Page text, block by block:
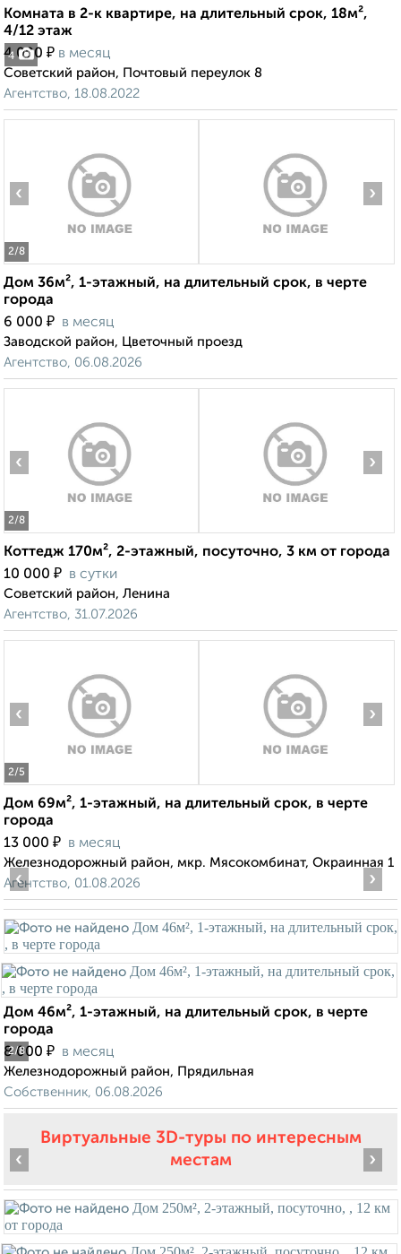
4
Комната в 2-к квартире, на длительный срок, 18м²,
4/12 этаж
4 000 ₽ в месяц
Советский район, Почтовый переулок 8
Агентство, 18.08.2022
2/8
‹ ›
Дом 36м², 1-этажный, на длительный срок, в черте
города
6 000 ₽ в месяц
Заводской район, Цветочный проезд
Агентство, 06.08.2026
2/8
‹ ›
Коттедж 170м², 2-этажный, посуточно, 3 км от города
10 000 ₽ в сутки
Советский район, Ленина
Агентство, 31.07.2026
2/5
‹ ›
Дом 69м², 1-этажный, на длительный срок, в черте
города
13 000 ₽ в месяц
Железнодорожный район, мкр. Мясокомбинат, Окраинная 1
Агентство, 01.08.2026
2/8
‹ ›
Дом 46м², 1-этажный, на длительный срок, в черте
города
8 000 ₽ в месяц
Железнодорожный район, Прядильная
Собственник, 06.08.2026
Виртуальные 3D-туры по интересным
местам
‹ ›